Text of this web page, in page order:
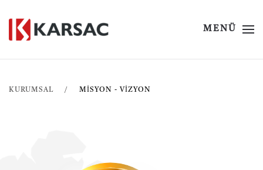
MENÜ
KURUMSAL MISYON - VIZYON